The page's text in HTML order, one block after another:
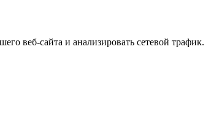
веб-сайта и анализировать сетевой трафик.